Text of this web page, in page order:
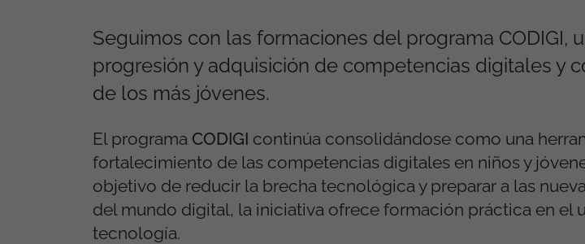
Seguimos con las formaciones del programa CODIGI,
progresión y adquisición de competencias digitales y
de los más jóvenes.
El programa CODIGI continúa consolidándose como una
fortalecimiento de las competencias digitales en niños y
objetivo de reducir la brecha tecnológica y preparar a las
del mundo digital, la iniciativa ofrece formación práctica en el
tecnología.